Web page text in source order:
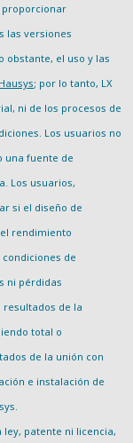
proporcionar
las versiones
obstante, el uso y las
; por lo tanto, LX
ni de los procesos de
Los usuarios no
una fuente de
Los usuarios,
si el diseño de
rendimiento
de
ni pérdidas
de la
total o
de la unión con
e instalación de
patente ni licencia,